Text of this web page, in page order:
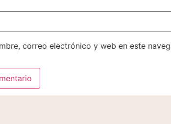
correo electrónico y web en este